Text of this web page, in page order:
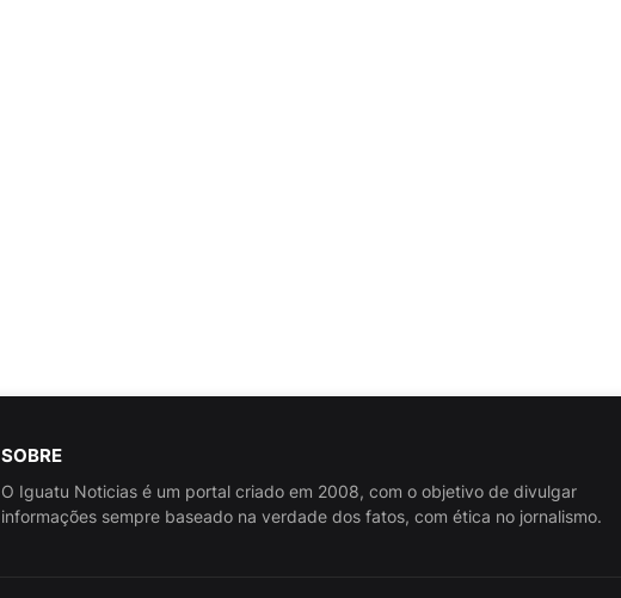
SOBRE
O Iguatu Noticias é um portal criado em 2008, com o objetivo de divulgar
informações sempre baseado na verdade dos fatos, com ética no jornalismo.